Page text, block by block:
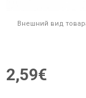
Внешний вид
2,59€